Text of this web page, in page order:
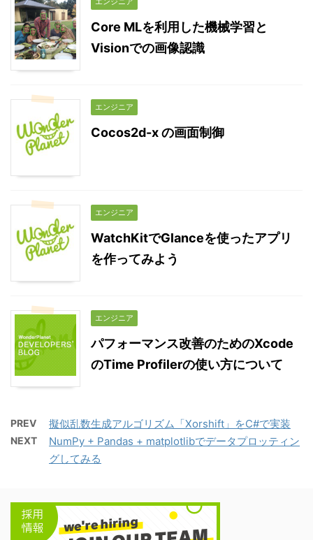
Core MLを利用した機械学習と
Visionでの画像認識
エンジニア
Cocos2d-x の画面制御
エンジニア
WatchKitでGlanceを使ったアプリ
を作ってみよう
エンジニア
パフォーマンス改善のためのXcode
のTime Profilerの使い方について
PREV 擬似乱数生成アルゴリズム「Xorshift」をC#で実装
NEXT
NumPy + Pandas + matplotlibでデータプロッティン
グしてみる